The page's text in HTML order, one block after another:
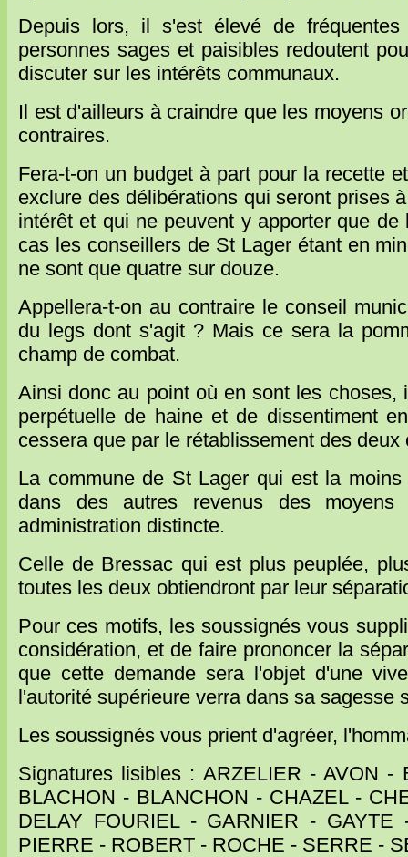
Depuis lors, il s'est élevé de
personnes sages et paisibles redoutent
discuter sur les intérêts communaux.
Il est d'ailleurs à craindre que les moyens
contraires.
Fera-t-on un budget à part pour la recette
exclure des délibérations qui seront prises
intérêt et qui ne peuvent y apporter que
cas les conseillers de St Lager étant en
ne sont que quatre sur douze.
Appellera-t-on au contraire le conseil
du legs dont s'agit ? Mais ce sera la
champ de combat.
Ainsi donc au point où en sont les
perpétuelle de haine et de dissentiment
cessera que par le rétablissement des
La commune de St Lager qui est la
dans des autres revenus des
administration distincte.
Celle de Bressac qui est plus peuplée,
toutes les deux obtiendront par leur
Pour ces motifs, les soussignés vous
considération, et de faire prononcer la
que cette demande sera l'objet d'une
l'autorité supérieure verra dans sa
Les soussignés vous prient d'agréer,
Signatures lisibles : ARZELIER - AVON
BLACHON - BLANCHON - CHAZEL -
DELAY FOURIEL - GARNIER -
PIERRE - ROBERT - ROCHE - SERRE -